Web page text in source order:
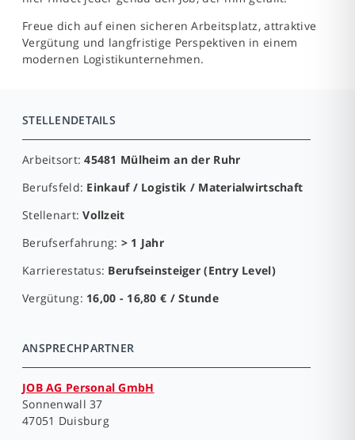
Freue dich auf einen sicheren Arbeitsplatz, attraktive
Vergütung und langfristige Perspektiven in einem
modernen Logistikunternehmen.
STELLENDETAILS
Arbeitsort:45481 Mülheim an der Ruhr
Berufsfeld: Einkauf / Logistik / Materialwirtschaft
Stellenart:Vollzeit
Berufserfahrung: > 1 Jahr
Karrierestatus: Berufseinsteiger (Entry Level)
Vergütung: 16,00 - 16,80 € / Stunde
ANSPRECHPARTNER
JOB AG Personal GmbH
Sonnenwall 37
47051 Duisburg